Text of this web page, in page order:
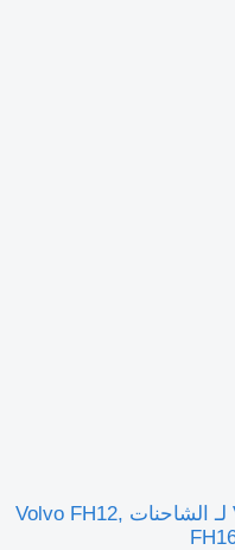
أسطوانة هيدروليكية Volvo 1075296 لـ الشاحنات Volvo FH12,